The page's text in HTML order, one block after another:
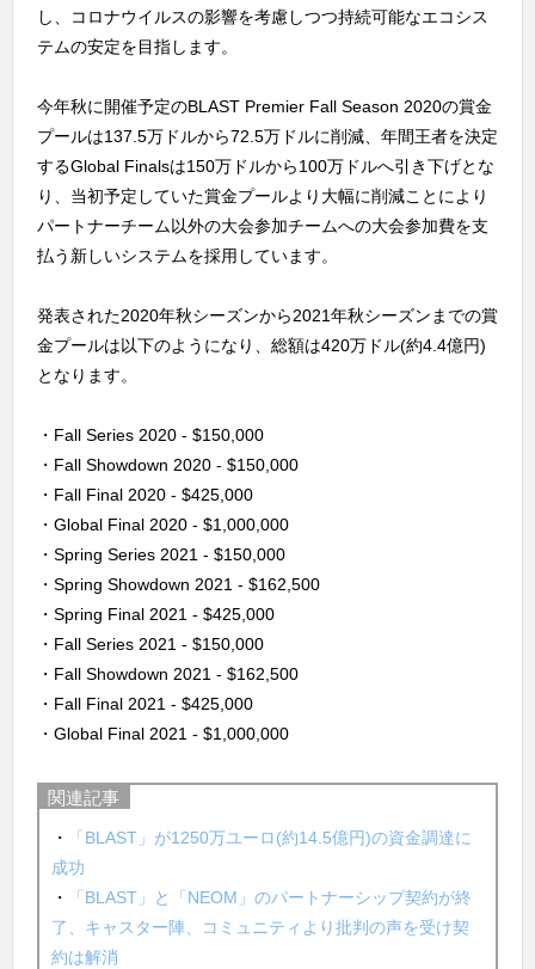
し、コロナウイルスの影響を考慮しつつ持続可能なエコシス
テムの安定を目指します。
今年秋に開催予定のBLAST Premier Fall Season 2020の賞金
プールは137.5万ドルから72.5万ドルに削減、年間王者を決定
するGlobal Finalsは150万ドルから100万ドルへ引き下げとな
り、当初予定していた賞金プールより大幅に削減ことにより
パートナーチーム以外の大会参加チームへの大会参加費を支
払う新しいシステムを採用しています。
発表された2020年秋シーズンから2021年秋シーズンまでの賞
金プールは以下のようになり、総額は420万ドル(約4.4億円)
となります。
・Fall Series 2020 - $150,000
・Fall Showdown 2020 - $150,000
・Fall Final 2020 - $425,000
・Global Final 2020 - $1,000,000
・Spring Series 2021 - $150,000
・Spring Showdown 2021 - $162,500
・Spring Final 2021 - $425,000
・Fall Series 2021 - $150,000
・Fall Showdown 2021 - $162,500
・Fall Final 2021 - $425,000
・Global Final 2021 - $1,000,000
関連記事
・
「BLAST」が1250万ユーロ(約14.5億円)の資金調達に
成功
・
「BLAST」と「NEOM」のパートナーシップ契約が終
了、キャスター陣、コミュニティより批判の声を受け契
約は解消